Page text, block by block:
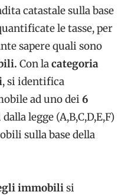
catastale sulla base
le tasse, per
sapere quali sono
Con lacategoria
, si identifica
ad uno dei 6
legge (A,B,C,D,E,F)
sulla base della
immobilisi